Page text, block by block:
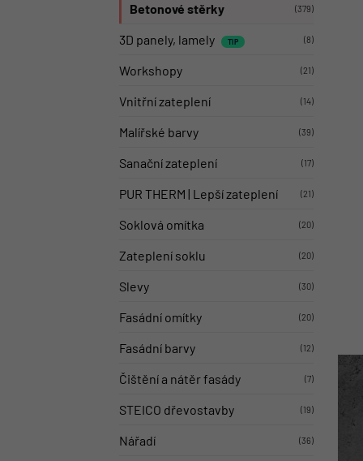
Betonové stěrky (379)
3D panely, lamely (8)
Workshopy (21)
Vnitřní zateplení (14)
Malířské barvy (39)
Sanační zateplení (17)
PUR THERM | Lepší zateplení (21)
Soklová omítka (20)
Zateplení soklu (20)
Slevy (30)
Fasádní omítky (20)
Fasádní barvy (12)
Čištění a nátěr fasády (7)
STEICO dřevostavby (19)
Nářadí (36)